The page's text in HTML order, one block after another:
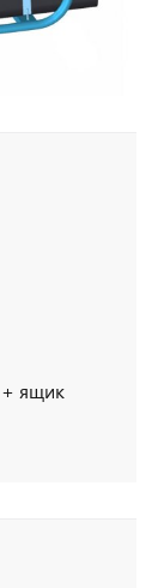
+ ящик